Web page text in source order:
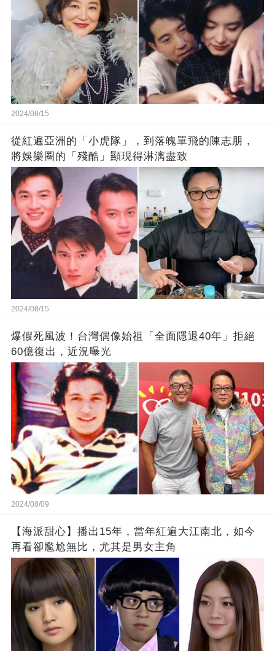
2024/08/15
從紅遍亞洲的「小虎隊」，到落魄單飛的陳志朋，
將娛樂圈的「殘酷」顯現得淋漓盡致
2024/08/15
爆假死風波！台灣偶像始祖「全面隱退40年」拒絕
60億復出，近況曝光
2024/08/09
【海派甜心】播出15年，當年紅遍大江南北，如今
再看卻尷尬無比，尤其是男女主角